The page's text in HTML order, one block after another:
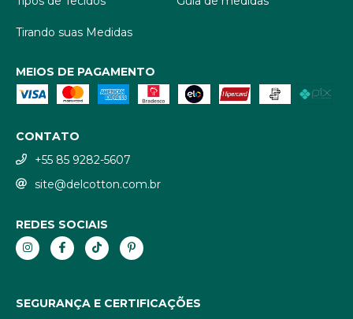
Tirando suas Medidas
MEIOS DE PAGAMENTO
CONTATO
+55 85 9282-5607
site@delcotton.com.br
REDES SOCIAIS
SEGURANÇA E CERTIFICAÇÕES